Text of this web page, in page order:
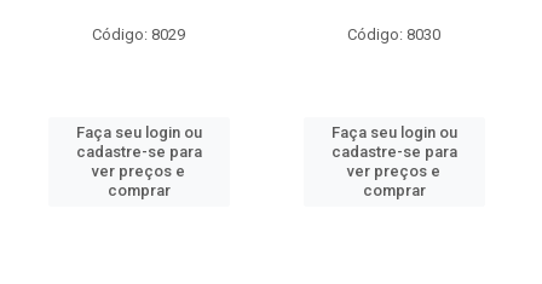
Código: 8029
Faça seu login ou
cadastre-se para
ver preços e
comprar
Código: 8030
Faça seu login ou
cadastre-se para
ver preços e
comprar